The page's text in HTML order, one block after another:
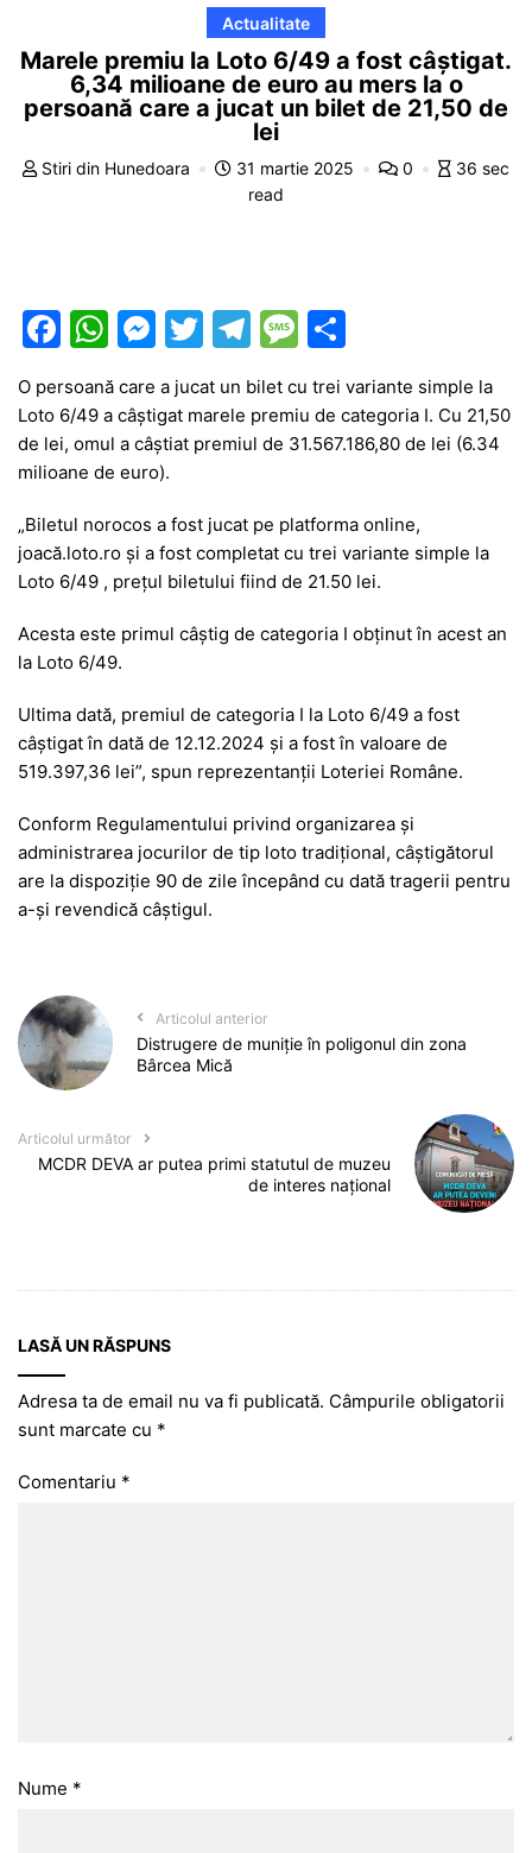
Actualitate
Marele premiu la Loto 6/49 a fost câștigat.
6,34 milioane de euro au mers la o
persoană care a jucat un bilet de 21,50 de
lei
Stiri din Hunedoara 31 martie 2025 0
36 sec
read
F
c
e
b
o
o
k
W
at
s
A
p
p
M
e
s
s
e
n
g
er
T
itt
er
T
el
e
gr
m
M
s
s
g
e
ar
ta
je
z
ă
O persoană care a jucat un bilet cu trei variante simple la
Loto 6/49 a câștigat marele premiu de categoria I. Cu 21,50
de lei, omul a câștiat premiul de 31.567.186,80 de lei (6.34
milioane de euro).
„Biletul norocos a fost jucat pe platforma online,
joacă.loto.ro și a fost completat cu trei variante simple la
Loto 6/49 , prețul biletului fiind de 21.50 lei.
Acesta este primul câștig de categoria I obținut în acest an
la Loto 6/49.
Ultima dată, premiul de categoria I la Loto 6/49 a fost
câștigat în dată de 12.12.2024 și a fost în valoare de
519.397,36 lei”, spun reprezentanții Loteriei Române.
Conform Regulamentului privind organizarea și
administrarea jocurilor de tip loto tradițional, câștigătorul
are la dispoziție 90 de zile începând cu dată tragerii pentru
a-și revendică câștigul.
Articolul anterior
Distrugere de muniţie în poligonul din zona
Bârcea Mică
Articolul următor
MCDR DEVA ar putea primi statutul de muzeu
de interes național
LASĂ UN RĂSPUNS
Adresa ta de email nu va fi publicată. Câmpurile obligatorii
sunt marcate cu *
Comentariu *
Nume *